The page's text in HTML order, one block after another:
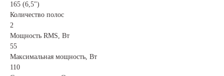
165 (6,5")
Количество полос
2
Мощность RMS, Вт
55
Максимальная мощность, Вт
110